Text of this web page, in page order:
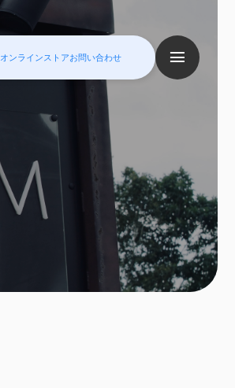
オンラインストアお問い合わせ